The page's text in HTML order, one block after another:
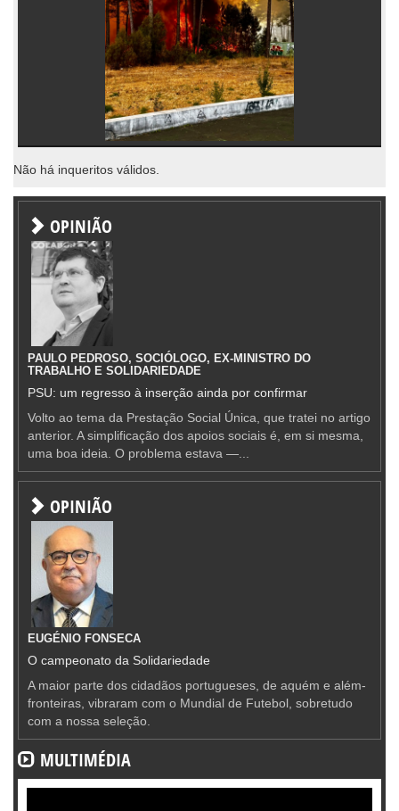
Não há inqueritos válidos.
OPINIÃO
PAULO PEDROSO, SOCIÓLOGO, EX-MINISTRO DO
TRABALHO E SOLIDARIEDADE
PSU: um regresso à inserção ainda por confirmar
Volto ao tema da Prestação Social Única, que tratei no artigo
anterior. A simplificação dos apoios sociais é, em si mesma,
uma boa ideia. O problema estava —...
OPINIÃO
EUGÉNIO FONSECA
O campeonato da Solidariedade
A maior parte dos cidadãos portugueses, de aquém e além-
fronteiras, vibraram com o Mundial de Futebol, sobretudo
com a nossa seleção.
MULTIMÉDIA